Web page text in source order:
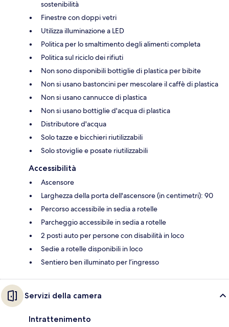
sostenibilità
Finestre con doppi vetri
Utilizza illuminazione a LED
Politica per lo smaltimento degli alimenti completa
Politica sul riciclo dei rifiuti
Non sono disponibili bottiglie di plastica per bibite
Non si usano bastoncini per mescolare il caffè di plastica
Non si usano cannucce di plastica
Non si usano bottiglie d'acqua di plastica
Distributore d'acqua
Solo tazze e bicchieri riutilizzabili
Solo stoviglie e posate riutilizzabili
Accessibilità
Ascensore
Larghezza della porta dell'ascensore (in centimetri): 90
Percorso accessibile in sedia a rotelle
Parcheggio accessibile in sedia a rotelle
2 posti auto per persone con disabilità in loco
Sedie a rotelle disponibili in loco
Sentiero ben illuminato per l’ingresso
Servizi della camera
Intrattenimento